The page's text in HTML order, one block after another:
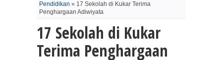
Pendidikan » 17 Sekolah di Kukar Terima
Penghargaan Adiwiyata
17 Sekolah di Kukar
Terima Penghargaan